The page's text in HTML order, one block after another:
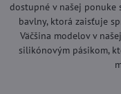
dostupné v našej ponuke
bavlny, ktorá zaisťuje
Väčšina modelov v
silikónovým pásikom,